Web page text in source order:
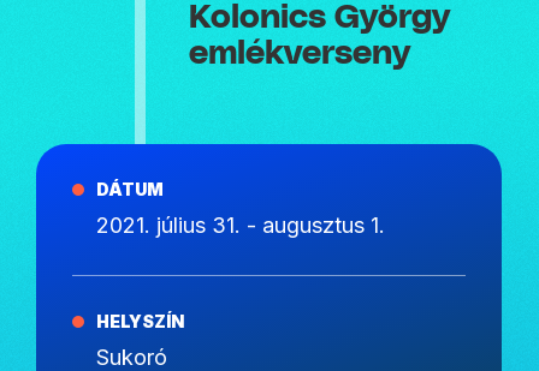
Kolonics György
emlékverseny
DÁTUM
2021. július 31. - augusztus 1.
HELYSZÍN
Sukoró